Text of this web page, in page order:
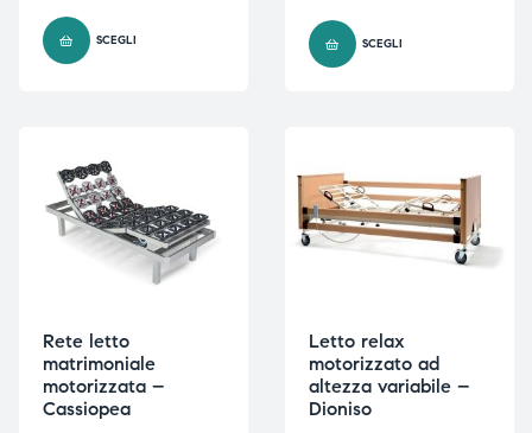
SCEGLI SCEGLI
Rete letto
matrimoniale
motorizzata –
Cassiopea
Letto relax
motorizzato ad
altezza variabile –
Dioniso